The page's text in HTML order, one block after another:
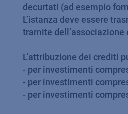
decurtati (ad esempio
L’istanza deve essere
tramite dell’associazione
L’attribuzione dei crediti
- per investimenti
- per investimenti
- per investimenti